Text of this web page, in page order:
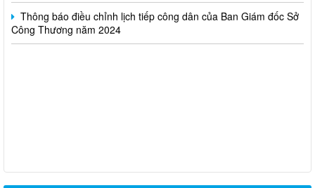
Công Thương năm 2024